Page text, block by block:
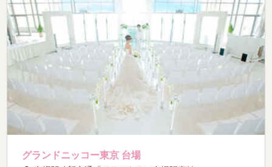
グランドニッコー東京 台場